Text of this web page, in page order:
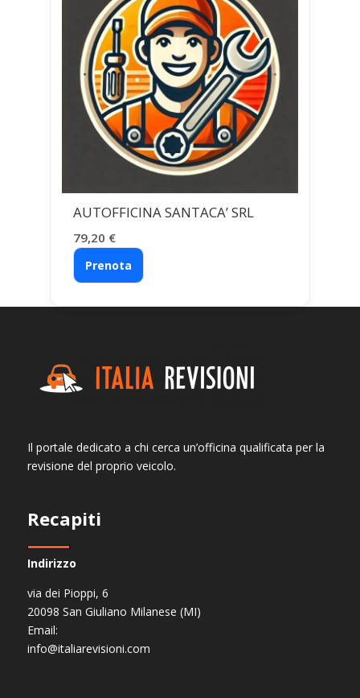
AUTOFFICINA SANTACA’ SRL
79,20 €
Prenota
Il portale dedicato a chi cerca un’officina qualificata per la
revisione del proprio veicolo.
Recapiti
Indirizzo
via dei Pioppi, 6
20098 San Giuliano Milanese (MI)
Email:
info@italiarevisioni.com